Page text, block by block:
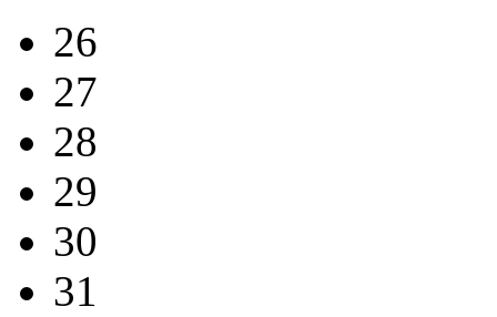
26
27
28
29
30
31